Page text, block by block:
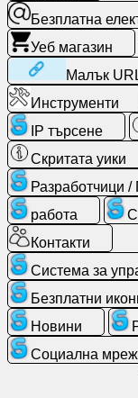
Безплатна
електронна
поща
уеб
поща
Анализ
Уеб
магазин
Разработчици
/
Приложения
Инструменти
Безплатна
Уеб магазин
Малък
Инструменти
IP търсене
Скритата уики
Разработчици
работа
Контакти
Система за
Безплатни
Новини
Социална